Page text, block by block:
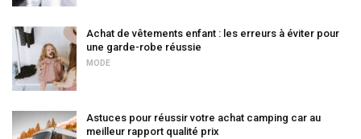
Achat de vêtements enfant : les erreurs à éviter pour
une garde-robe réussie
MODE
Astuces pour réussir votre achat camping car au
meilleur rapport qualité prix